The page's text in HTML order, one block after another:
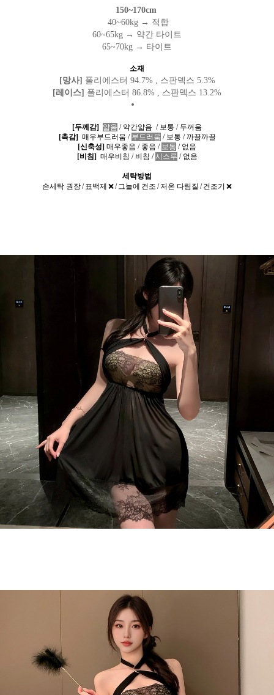
150~170cm
40~60kg → 적합
60~65kg → 약간 타이트
65~70kg → 타이트
소재
[망사] 폴리에스터 94.7% , 스판덱스 5.3%
[레이스] 폴리에스터 86.8% , 스판덱스 13.2%
[두께감] 얇음 / 약간얇음 / 보통 / 두꺼움
[촉감] 매우부드러움 / 부드러움 / 보통 / 까끌까끌
[신축성] 매우좋음 / 좋음 / 보통 / 없음
[비침]매우비침 / 비침 / 시스루 / 없음
세탁방법
손세탁 권장 / 표백제 ❌ / 그늘에 건조 / 저온 다림질 / 건조기 ❌